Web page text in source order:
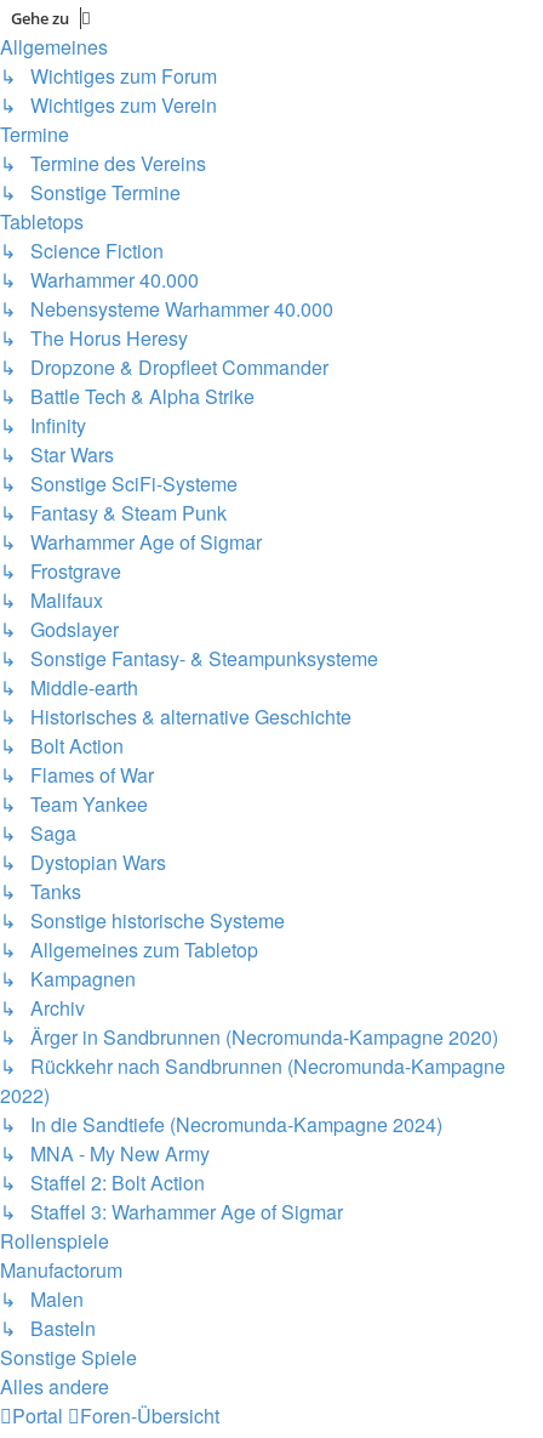
Gehe zu
Allgemeines
↳ Wichtiges zum Forum
↳ Wichtiges zum Verein
Termine
↳ Termine des Vereins
↳ Sonstige Termine
Tabletops
↳ Science Fiction
↳ Warhammer 40.000
↳ Nebensysteme Warhammer 40.000
↳ The Horus Heresy
↳ Dropzone & Dropfleet Commander
↳ Battle Tech & Alpha Strike
↳ Infinity
↳ Star Wars
↳ Sonstige SciFi-Systeme
↳ Fantasy & Steam Punk
↳ Warhammer Age of Sigmar
↳ Frostgrave
↳ Malifaux
↳ Godslayer
↳ Sonstige Fantasy- & Steampunksysteme
↳ Middle-earth
↳ Historisches & alternative Geschichte
↳ Bolt Action
↳ Flames of War
↳ Team Yankee
↳ Saga
↳ Dystopian Wars
↳ Tanks
↳ Sonstige historische Systeme
↳ Allgemeines zum Tabletop
↳ Kampagnen
↳ Archiv
↳ Ärger in Sandbrunnen (Necromunda-Kampagne 2020)
↳ Rückkehr nach Sandbrunnen (Necromunda-Kampagne
2022)
↳ In die Sandtiefe (Necromunda-Kampagne 2024)
↳ MNA - My New Army
↳ Staffel 2: Bolt Action
↳ Staffel 3: Warhammer Age of Sigmar
Rollenspiele
Manufactorum
↳ Malen
↳ Basteln
Sonstige Spiele
Alles andere
Portal
Foren-Übersicht